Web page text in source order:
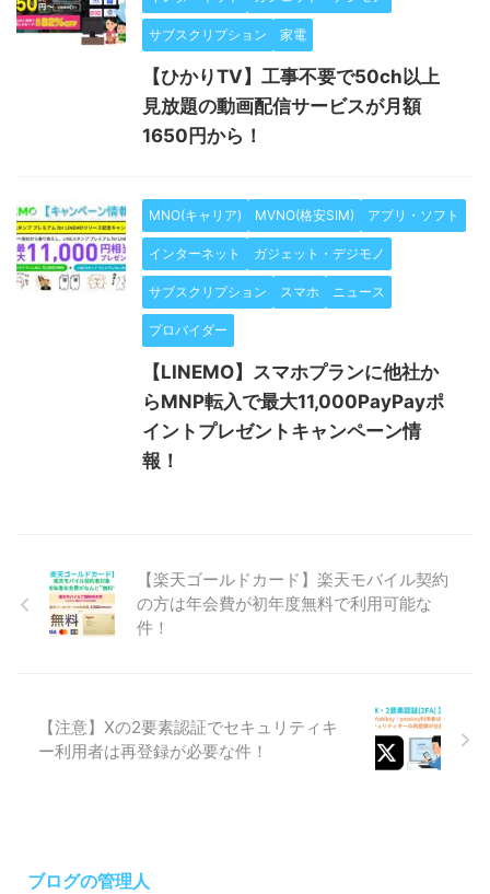
サブスクリプション 家電
【ひかりTV】工事不要で50ch以上
見放題の動画配信サービスが月額
1650円から！
MNO(キャリア) MVNO(格安SIM) アプリ・ソフト
インターネット ガジェット・デジモノ
サブスクリプション スマホ ニュース
プロバイダー
【LINEMO】スマホプランに他社か
らMNP転入で最大11,000PayPayポ
イントプレゼントキャンペーン情
報！
【楽天ゴールドカード】楽天モバイル契約
の方は年会費が初年度無料で利用可能な
件！
【注意】Xの2要素認証でセキュリティキ
ー利用者は再登録が必要な件！
ブログの管理人